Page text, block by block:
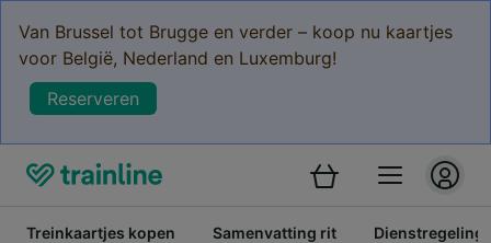
Van Brussel tot Brugge en verder – koop nu kaartjes
voor België, Nederland en Luxemburg!
Reserveren
Treinkaartjes kopen Samenvatting rit Dienstregeling